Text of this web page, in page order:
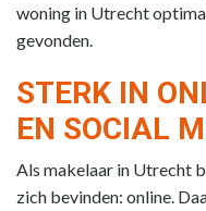
woning in Utrecht
gevonden.
STERK IN
EN SOCIAL
Als makelaar in Utrecht
zich bevinden: online.